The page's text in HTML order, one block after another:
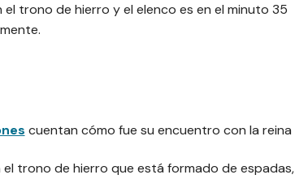
trono de hierro y el elenco es en el minuto 35
cuentan cómo fue su encuentro con la reina
trono de hierro que está formado de espadas,